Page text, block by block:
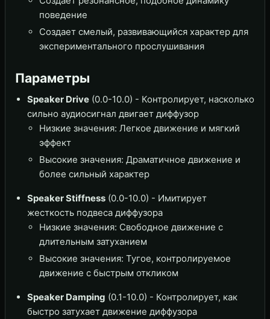
поведение
Создает смелый, развивающийся характер для
экспериментального прослушивания
Параметры
Speaker Drive (0.0-10.0) - Контролирует, насколько
сильно аудиосигнал двигает диффузор
Низкие значения: Легкое движение и мягкий
эффект
Высокие значения: Драматичное движение и
более сильный характер
Speaker Stiffness (0.0-10.0) - Имитирует
жесткость подвеса диффузора
Низкие значения: Свободное движение с
длительным затуханием
Высокие значения: Тугое, контролируемое
движение с быстрым откликом
Speaker Damping (0.1-10.0) - Контролирует, как
быстро затухает движение диффузора